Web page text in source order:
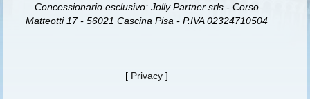
Concessionario esclusivo: Jolly Partner srls - Corso
Matteotti 17 - 56021 Cascina Pisa - P.IVA 02324710504
[ Privacy ]